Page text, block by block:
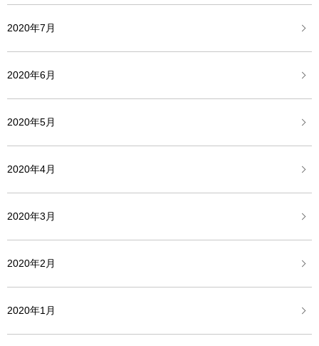
2020年7月
2020年6月
2020年5月
2020年4月
2020年3月
2020年2月
2020年1月